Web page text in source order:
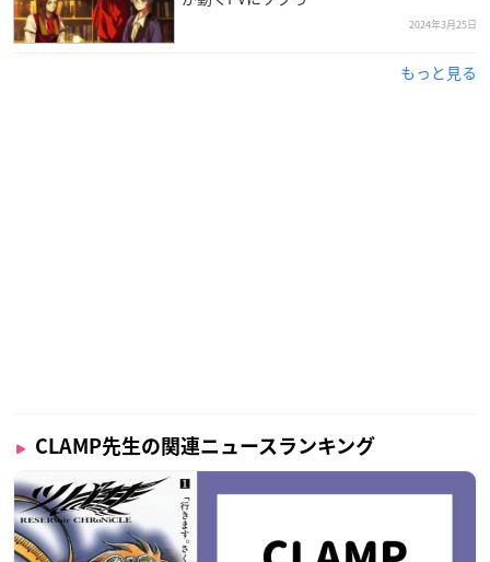
2024年3月25日
もっと見る
CLAMP先生の関連ニュースランキング